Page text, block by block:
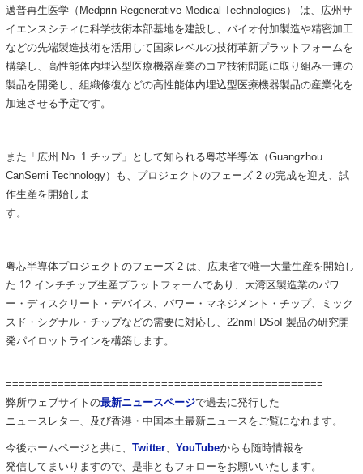
邁普再生医学（Medprin Regenerative Medical Technologies） は、広州サ
イエンスシティに科学技術本部基地を建設し、バイオ付加製造や精密加工
などの先端製造技術を活用して国家レベルの技術革新プラットフォームを
構築し、高性能体内埋込型医療機器産業のコア技術問題に取り組み一連の
製品を開発し、組織修復などの高性能体内埋込型医療機器製品の産業化を
加速させる予定です。
また「広州 No. 1 チップ」として知られる粤芯半導体（Guangzhou
CanSemi Technology）も、プロジェクトのフェーズ 2 の完成を迎え、試
作生産を開始しま
す。
粤芯半導体プロジェクトのフェーズ 2 は、広東省で唯一大量生産を開始し
た 12 インチチップ生産プラットフォームであり、大湾区製造業のパワ
ー・ディスクリート・デバイス、パワー・マネジメント・チップ、ミック
スド・シグナル・チップなどの需要に対応し、22nmFDSoI 製品の研究開
発パイロットラインを構築します。
=================================================
弊所ウェブサイトの最新ニュースページで過去に発行した
ニュース レター、 及び香港・中国本土最新ニュースをご覧になれます。
今後ホームページと共に、 Twitter、 YouTubeからも 随時情報を
発信してまいりますので、 是非ともフォローをお願いいたします。